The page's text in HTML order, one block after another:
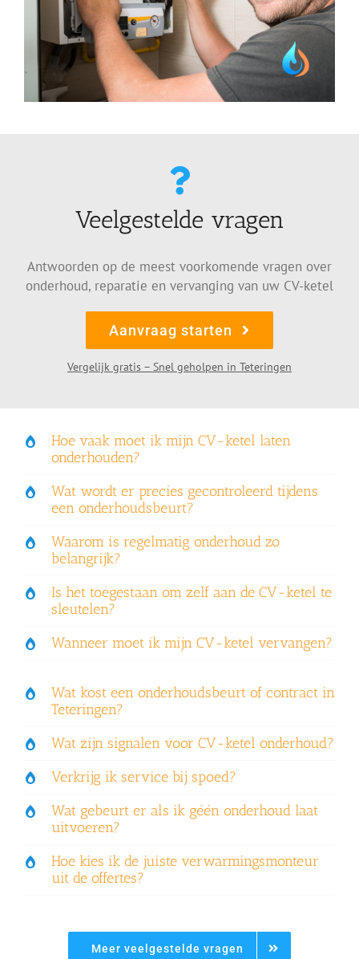
Veelgestelde vragen
Antwoorden op de meest voorkomende vragen over
onderhoud, reparatie en vervanging van uw CV-ketel
Aanvraag starten
Vergelijk gratis – Snel geholpen in Teteringen
Hoe vaak moet ik mijn CV-ketel laten
onderhouden?
Wat wordt er precies gecontroleerd tijdens
een onderhoudsbeurt?
Waarom is regelmatig onderhoud zo
belangrijk?
Is het toegestaan om zelf aan de CV-ketel te
sleutelen?
Wanneer moet ik mijn CV-ketel vervangen?
Wat kost een onderhoudsbeurt of contract in
Teteringen?
Wat zijn signalen voor CV-ketel onderhoud?
Verkrijg ik service bij spoed?
Wat gebeurt er als ik géén onderhoud laat
uitvoeren?
Hoe kies ik de juiste verwarmingsmonteur
uit de offertes?
Meer veelgestelde vragen